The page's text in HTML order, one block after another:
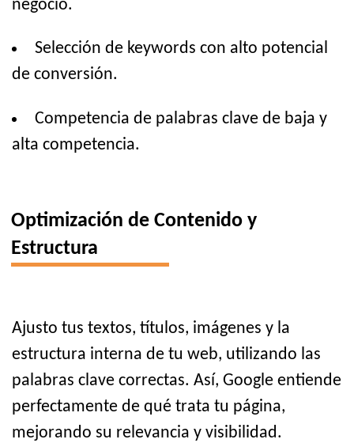
negocio.
Selección de keywords con alto potencial
de conversión.
Competencia de palabras clave de baja y
alta competencia.
Optimización de Contenido y
Estructura
Ajusto tus textos, títulos, imágenes y la
estructura interna de tu web, utilizando las
palabras clave correctas. Así, Google entiende
perfectamente de qué trata tu página,
mejorando su relevancia y visibilidad.